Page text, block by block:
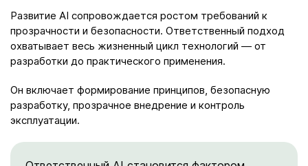
Развитие AI сопровождается ростом требований к
прозрачности и безопасности. Ответственный подход
охватывает весь жизненный цикл технологий — от
разработки до практического применения.
Он включает формирование принципов, безопасную
разработку, прозрачное внедрение и контроль
эксплуатации.